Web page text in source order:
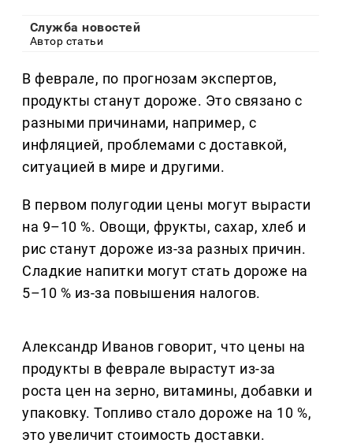
Служба новостей
Автор статьи
В феврале, по прогнозам экспертов,
продукты станут дороже. Это связано с
разными причинами, например, с
инфляцией, проблемами с доставкой,
ситуацией в мире и другими.
В первом полугодии цены могут вырасти
на 9–10 %. Овощи, фрукты, сахар, хлеб и
рис станут дороже из-за разных причин.
Сладкие напитки могут стать дороже на
5–10 % из-за повышения налогов.
Александр Иванов говорит, что цены на
продукты в феврале вырастут из-за
роста цен на зерно, витамины, добавки и
упаковку. Топливо стало дороже на 10 %,
это увеличит стоимость доставки.